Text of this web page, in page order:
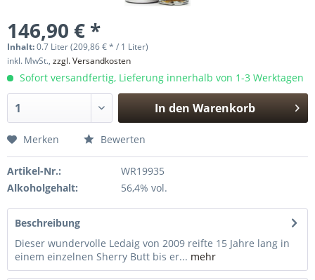
146,90 € *
Inhalt:0.7 Liter (209,86 € * / 1 Liter)
inkl. MwSt., zzgl. Versandkosten
Sofort versandfertig, Lieferung innerhalb von 1-3 Werktagen
In den Warenkorb
Merken Bewerten
Artikel-Nr.:
WR19935
Alkoholgehalt:
56,4% vol.
Beschreibung
Dieser wundervolle Ledaig von 2009 reifte 15 Jahre lang in
einem einzelnen Sherry Butt bis er... mehr